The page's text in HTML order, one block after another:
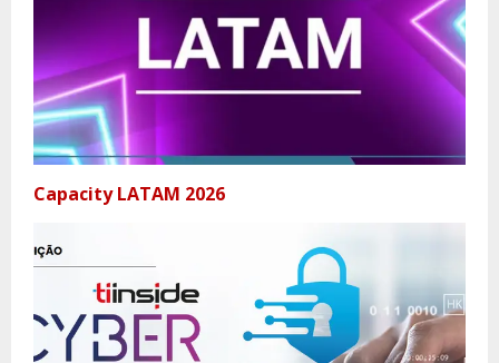
Capacity LATAM 2026